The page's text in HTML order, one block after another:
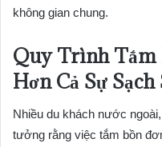
không gian chung.
Quy Trình Tắm
Hơn Cả Sự Sạch
Nhiều du khách nước
tưởng rằng việc tắm bồn